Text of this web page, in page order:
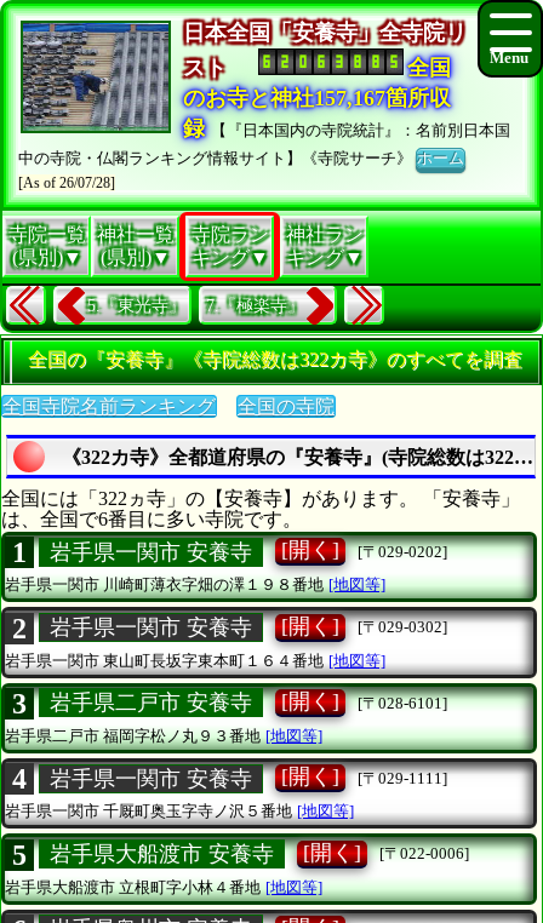
日本全国「安養寺」全寺院リ
スト
全国
のお寺と神社157,167箇所収
録
【『日本国内の寺院統計』：名前別日本国
中の寺院・仏閣ランキング情報サイト】《寺院サーチ》ホーム
[As of 26/07/28]
寺院一覧
(県別)▼
神社一覧
(県別)▼
寺院ラン
キング▼
神社ラン
キング▼
5.『東光寺』 7.『極楽寺』
全国の『安養寺』《寺院総数は322カ寺》のすべてを調査
全国寺院名前ランキング 全国の寺院
《322カ寺》全都道府県の『安養寺』(寺院総数は322カ
全国には「322ヵ寺」の【安養寺】があります。 「安養寺」
は、全国で6番目に多い寺院です。
1 岩手県一関市 安養寺 [開く]
[〒029-0202]
岩手県一関市川崎町薄衣字畑の澤１９８番地 [地図等]
2 岩手県一関市 安養寺 [開く]
[〒029-0302]
岩手県一関市 東山町長坂字東本町１６４番地 [地図等]
3 岩手県二戸市 安養寺 [開く]
[〒028-6101]
岩手県二戸市福岡字松ノ丸９３番地 [地図等]
4 岩手県一関市 安養寺 [開く]
[〒029-1111]
岩手県一関市千厩町奥玉字寺ノ沢５番地 [地図等]
5 岩手県大船渡市 安養寺 [開く]
[〒022-0006]
岩手県大船渡市立根町字小林４番地 [地図等]